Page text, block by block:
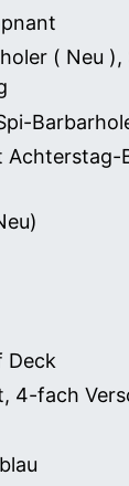
( Neu
Deck
4-fach